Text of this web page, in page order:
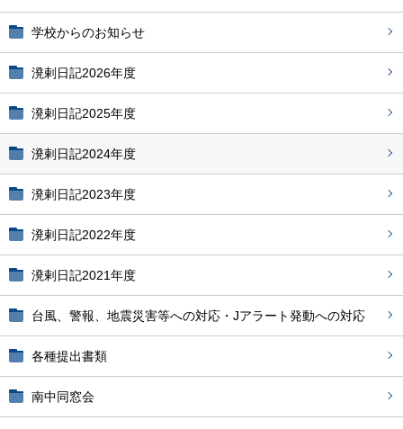
学校からのお知らせ
溌剌日記2026年度
溌剌日記2025年度
溌剌日記2024年度
溌剌日記2023年度
溌剌日記2022年度
溌剌日記2021年度
台風、警報、地震災害等への対応・Jアラート発動への対応
各種提出書類
南中同窓会